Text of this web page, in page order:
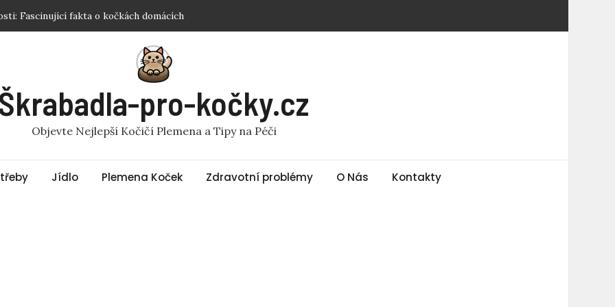
pro kočku: Jak vybrat tu správnou?
pro kočky? Odpověď vás překvapí!
Sphynx? Nejlepší Tipy a Produkty
pro-kočky.cz
Objevte Nejlepší Kočičí Plemena a Tipy na Péči
Jídlo Plemena Koček Zdravotní problémy O Nás Kontakty